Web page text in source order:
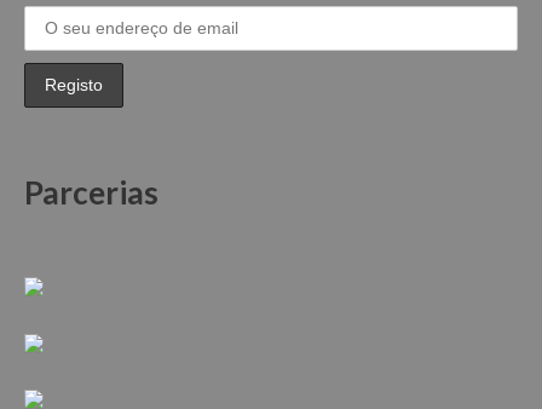
Parcerias